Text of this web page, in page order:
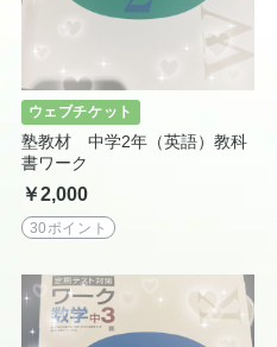
ウェブチケット
塾教材 中学2年（英語）教科
書ワーク
￥2,000
30ポイント